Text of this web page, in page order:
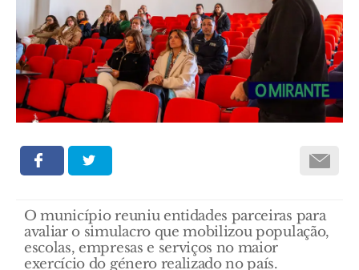
O município reuniu entidades parceiras para
avaliar o simulacro que mobilizou população,
escolas, empresas e serviços no maior
exercício do género realizado no país.